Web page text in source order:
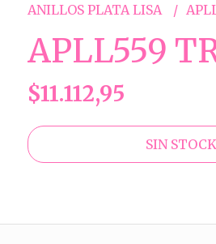
ANILLOS PLATA LISA
APLL559
$11.112,95
SIN STOCK